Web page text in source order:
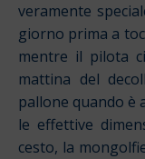
veramente
giorno prima a
mentre il pilota
mattina del
pallone quando è
le effettive
cesto, la